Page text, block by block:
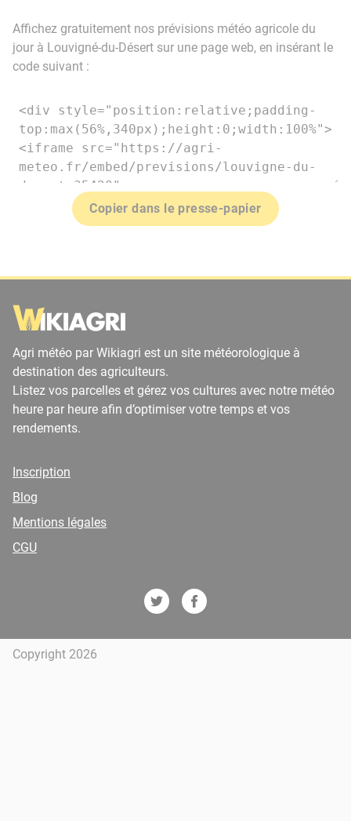
Affichez gratuitement nos prévisions météo agricole du
jour à Louvigné-du-Désert sur une page web, en insérant le
code suivant :
Copier dans le presse-papier
Agri météo par Wikiagri est un site météorologique à
destination des agriculteurs.
Listez vos parcelles et gérez vos cultures avec notre météo
heure par heure afin d’optimiser votre temps et vos
rendements.
Inscription
Blog
Mentions légales
CGU
Copyright 2026